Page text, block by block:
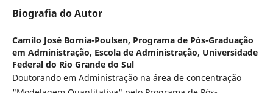
Biografia do Autor
Camilo José Bornia-Poulsen, Programa de Pós-Graduação
em Administração, Escola de Administração, Universidade
Federal do Rio Grande do Sul
Doutorando em Administração na área de concentração